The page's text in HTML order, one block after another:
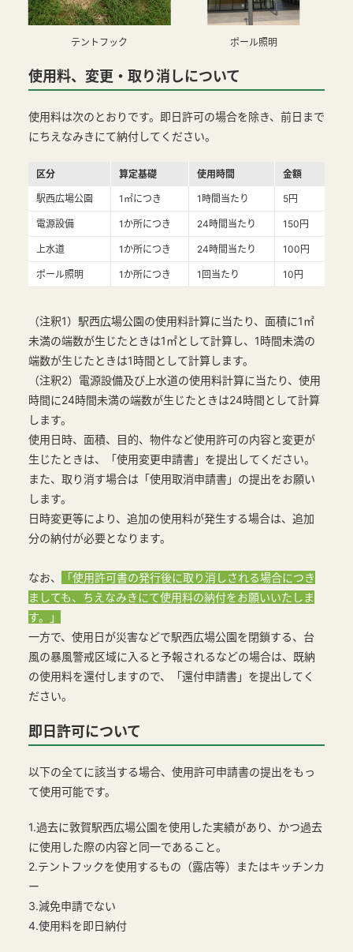
テントフック ポール照明
使用料、変更・取り消しについて
使用料は次のとおりです。即日許可の場合を除き、前日まで
にちえなみきにて納付してください。
区分 算定基礎 使用時間 金額
駅西広場公園 1㎡につき 1時間当たり 5円
電源設備 1か所につき 24時間当たり 150円
上水道 1か所につき 24時間当たり 100円
ポール照明 1か所につき 1回当たり 10円
（注釈1）駅西広場公園の使用料計算に当たり、面積に1㎡
未満の端数が生じたときは1㎡として計算し、1時間未満の
端数が生じたときは1時間として計算します。
（注釈2）電源設備及び上水道の使用料計算に当たり、使用
時間に24時間未満の端数が生じたときは24時間として計算
します。
使用日時、面積、目的、物件など使用許可の内容と変更が
生じたときは、「使用変更申請書」を提出してください。
また、取り消す場合は「使用取消申請書」の提出をお願い
します。
日時変更等により、追加の使用料が発生する場合は、追加
分の納付が必要となります。
なお、
「使用許可書の発行後に取り消しされる場合につき
ましても、ちえなみきにて使用料の納付をお願いいたしま
す。」
一方で、使用日が災害などで駅西広場公園を閉鎖する、台
風の暴風警戒区域に入ると予報されるなどの場合は、既納
の使用料を還付しますので、「還付申請書」を提出してく
ださい。
即日許可について
以下の全てに該当する場合、使用許可申請書の提出をもっ
て使用可能です。
1.過去に敦賀駅西広場公園を使用した実績があり、かつ過去
に使用した際の内容と同一であること。
2.テントフックを使用するもの（露店等）またはキッチンカ
ー
3.減免申請でない
4.使用料を即日納付